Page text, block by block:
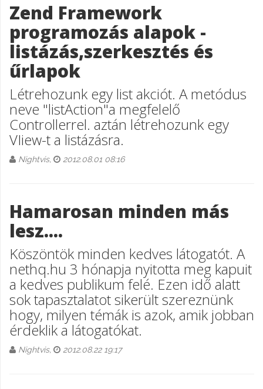
Zend Framework
programozás alapok -
listázás,szerkesztés és
űrlapok
Létrehozunk egy list akciót. A metódus
neve "listAction"a megfelelő
Controllerrel. aztán létrehozunk egy
VIiew-t a listázásra.
Nightvis, 2012.08.01 08:16
Hamarosan minden más
lesz....
Köszöntök minden kedves látogatót. A
nethq.hu 3 hónapja nyitotta meg kapuit
a kedves publikum felé. Ezen idő alatt
sok tapasztalatot sikerült szereznünk
hogy, milyen témák is azok, amik jobban
érdeklik a látogatókat.
Nightvis, 2012.08.22 19:17